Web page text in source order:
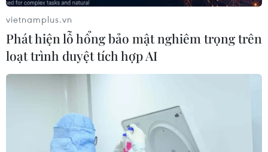
vietnamplus.vn
Phát hiện lỗ hổng bảo mật nghiêm trọng trên
loạt trình duyệt tích hợp AI